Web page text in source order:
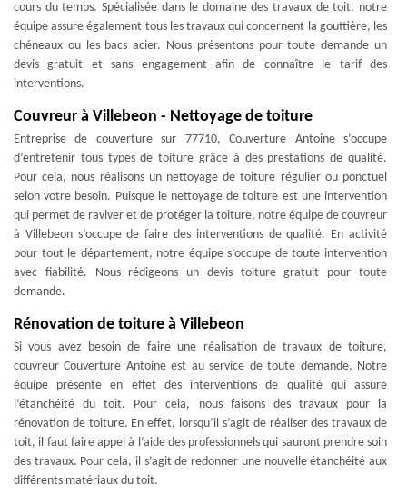
cours du temps. Spécialisée dans le domaine des travaux de toit, notre
équipe assure également tous les travaux qui concernent la gouttière, les
chéneaux ou les bacs acier. Nous présentons pour toute demande un
devis gratuit et sans engagement afin de connaître le tarif des
interventions.
Couvreur à Villebeon - Nettoyage de toiture
Entreprise de couverture sur 77710, Couverture Antoine s’occupe
d’entretenir tous types de toiture grâce à des prestations de qualité.
Pour cela, nous réalisons un nettoyage de toiture régulier ou ponctuel
selon votre besoin. Puisque le nettoyage de toiture est une intervention
qui permet de raviver et de protéger la toiture, notre équipe de couvreur
à Villebeon s’occupe de faire des interventions de qualité. En activité
pour tout le département, notre équipe s’occupe de toute intervention
avec fiabilité. Nous rédigeons un devis toiture gratuit pour toute
demande.
Rénovation de toiture à Villebeon
Si vous avez besoin de faire une réalisation de travaux de toiture,
couvreur Couverture Antoine est au service de toute demande. Notre
équipe présente en effet des interventions de qualité qui assure
l’étanchéité du toit. Pour cela, nous faisons des travaux pour la
rénovation de toiture. En effet, lorsqu’il s’agit de réaliser des travaux de
toit, il faut faire appel à l’aide des professionnels qui sauront prendre soin
des travaux. Pour cela, il s’agit de redonner une nouvelle étanchéité aux
différents matériaux du toit.